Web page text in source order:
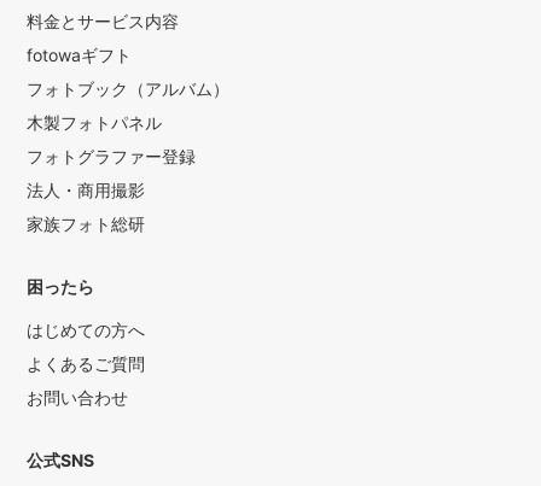
＊＊＊アルバムについて＊＊＊
結婚式や前撮り写真などで使われるアルバム制作会社と契約
しております。
ご好評を頂き、七五三や家族写真などでも多くご依頼を頂い
ハードカバーのアルバムから2面または3面の台紙、冊子、ア
クリルやキャンバス等のフォトスタンドの制作を承っており
ます。
でお気軽にお申し付け下さい。
❇︎❇︎❇︎最後に❇︎❇︎❇︎
出張撮影はお客様ご自身がカメラマンを選んで誰に撮影され
ご希望されるカメラマンのプロフィールやポートフォリオを
やる気や撮影とお写真の品質向上、何よりご依頼者様の満足
料金とサービス内容
fotowaギフト
フォトブック（アルバム）
木製フォトパネル
フォトグラファー登録
法人・商用撮影
家族フォト総研
困ったら
はじめての方へ
よくあるご質問
お問い合わせ
公式SNS